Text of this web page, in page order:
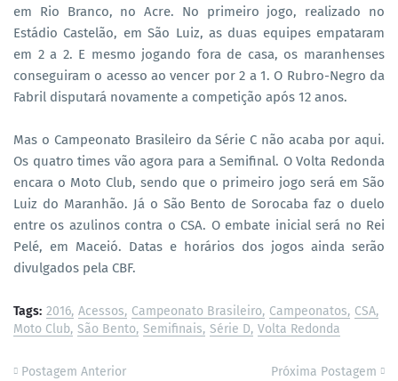
em Rio Branco, no Acre. No primeiro jogo, realizado no
Estádio Castelão, em São Luiz, as duas equipes empataram
em 2 a 2. E mesmo jogando fora de casa, os maranhenses
conseguiram o acesso ao vencer por 2 a 1. O Rubro-Negro da
Fabril disputará novamente a competição após 12 anos.
Mas o Campeonato Brasileiro da Série C não acaba por aqui.
Os quatro times vão agora para a Semifinal. O Volta Redonda
encara o Moto Club, sendo que o primeiro jogo será em São
Luiz do Maranhão. Já o São Bento de Sorocaba faz o duelo
entre os azulinos contra o CSA. O embate inicial será no Rei
Pelé, em Maceió. Datas e horários dos jogos ainda serão
divulgados pela CBF.
Tags: 2016 Acessos Campeonato Brasileiro Campeonatos CSA
Moto Club São Bento Semifinais Série D Volta Redonda
Postagem Anterior Próxima Postagem